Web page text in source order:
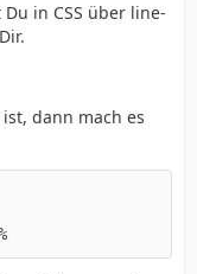
in CSS über line-
dann mach es